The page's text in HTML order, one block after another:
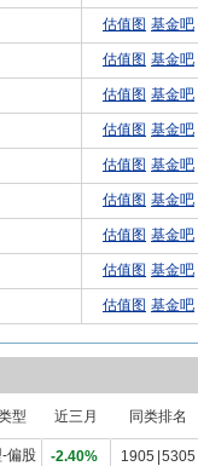
估值图 基金吧
估值图 基金吧
估值图 基金吧
估值图 基金吧
估值图 基金吧
估值图 基金吧
估值图 基金吧
估值图 基金吧
估值图 基金吧
型 近三月 同类排名
偏股 -2.40% 1905 5305